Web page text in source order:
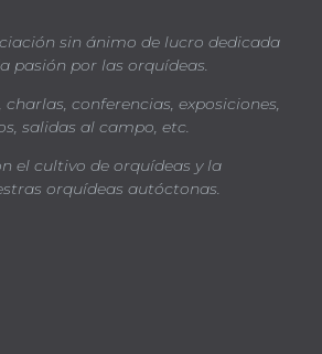
sin ánimo de lucro dedicada
pasión por las orquídeas.
conferencias, exposiciones,
salidas al campo, etc.
el cultivo de orquídeas y la
orquídeas autóctonas.